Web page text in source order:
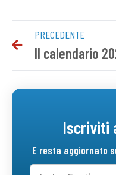
PRECEDENTE
Iscriviti
E resta aggiornato